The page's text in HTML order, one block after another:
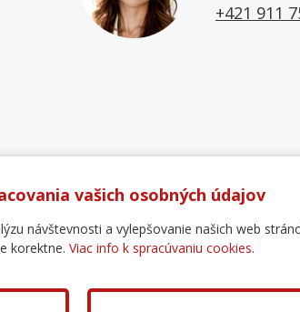
+421 911
Ochrana osobných údajov
s.r.o.
vašich osobných údajov
návštevnosti a vylepšovanie našich web
korektne. Viac info k spracúvaniu cookies.